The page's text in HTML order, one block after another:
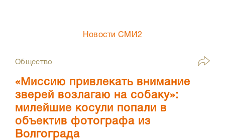
Новости СМИ2
Общество
«Миссию привлекать внимание
зверей возлагаю на собаку»:
милейшие косули попали в
объектив фотографа из
Волгограда